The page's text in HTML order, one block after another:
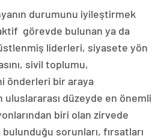
durumunu iyileştirmek
görevde bulunan ya da
liderleri, siyasete yön
sivil toplumu,
önderleri bir araya
uluslararası düzeyde en önemli
biri olan zirvede
bulunduğu sorunları, fırsatları